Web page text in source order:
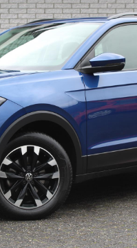
Werken bij